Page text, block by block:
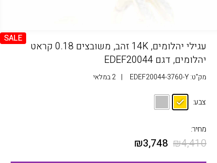
SALE
עגילי יהלומים, 14K זהב, משובצים 0.18 קראט
יהלומים, דגם EDEF20044
מק"ט:EDEF20044-3760-Y
| 2 במלאי
צבע:
מחיר:
₪4,410
₪3,748